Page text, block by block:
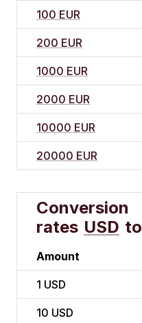
100 EUR
200 EUR
1000 EUR
2000 EUR
10000 EUR
20000 EUR
Conversion
rates USD to
Amount
1 USD
10 USD